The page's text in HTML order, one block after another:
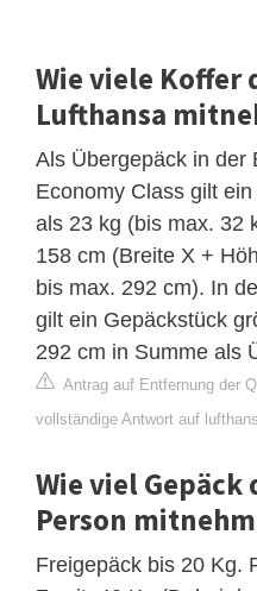
Wie viele Koffer
Lufthansa
Als Übergepäck in der
Economy Class gilt
als 23 kg (bis max. 32
158 cm (Breite X +
bis max. 292 cm). In
gilt ein Gepäckstück
292 cm in Summe als
Antrag auf Entfernung der
vollständige Antwort auf
Wie viel
Person
Freigepäck bis 20 Kg.